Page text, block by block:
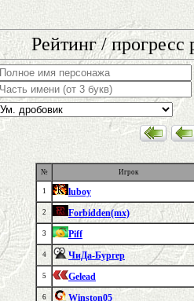
Рейтинг / прогресс
№ Игрок
1
luboy
2 Forbidden(mx)
3 Piff
4 ЧиДа-Бургер
5 Gelead
6 Winston05